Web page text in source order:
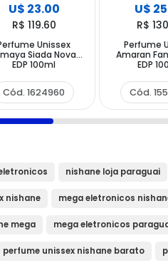
U$ 23.00
R$ 119.60
Unissex
Siada Nova
EDP 100ml
Cód. 1624960
U$
R$
Perfume
Amaran
EDP
Cód.
nishane loja paraguai
nishane mega eletronicos
mega mega eletronicos
perfume unissex nishane barato